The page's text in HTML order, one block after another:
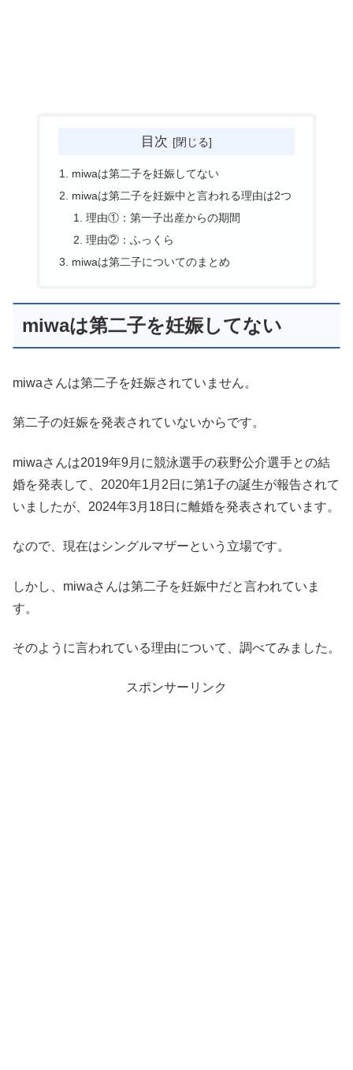
目次
miwaは第二子を妊娠してない
miwaは第二子を妊娠中と言われる理由は2つ
理由①：第一子出産からの期間
理由②：ふっくら
miwaは第二子についてのまとめ
miwaは第二子を妊娠してない
miwaさんは第二子を妊娠されていません。
第二子の妊娠を発表されていないからです。
miwaさんは2019年9月に競泳選手の萩野公介選手との結
婚を発表して、2020年1月2日に第1子の誕生が報告されて
いましたが、2024年3月18日に離婚を発表されています。
なので、現在はシングルマザーという立場です。
しかし、miwaさんは第二子を妊娠中だと言われていま
す。
そのように言われている理由について、調べてみました。
スポンサーリンク